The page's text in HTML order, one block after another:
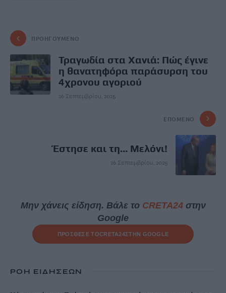
ΠΡΟΗΓΟΎΜΕΝΟ
Τραγωδία στα Χανιά: Πώς έγινε
η θανατηφόρα παράσυρση του
4χρονου αγοριού
26 Σεπτεμβρίου, 2025
ΕΠΌΜΕΝΟ
Έστησε και τη… Μελόνι!
26 Σεπτεμβρίου, 2025
Μην χάνεις είδηση. Βάλε το CRETA24στην
Google
ΠΡΟΣΘΕΣΕ ΤΟCRETA24ΣΤΗΝ GOOGLE
ΡΟΗ ΕΙΔΗΣΕΩΝ